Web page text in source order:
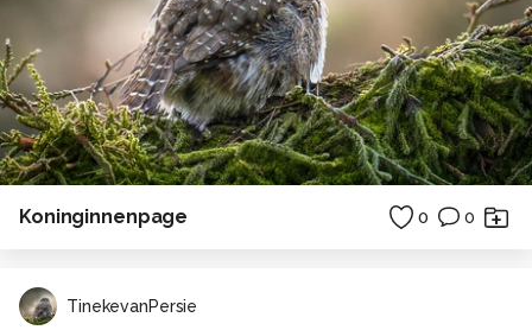
Koninginnenpage 0 0
TinekevanPersie